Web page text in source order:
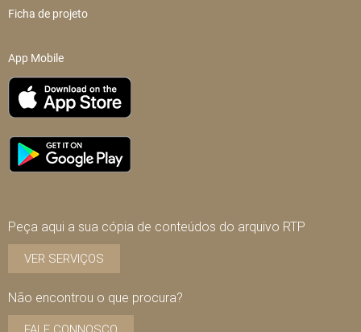
Ficha de projeto
App Mobile
Peça aqui a sua cópia de conteúdos do arquivo RTP
VER SERVIÇOS
Não encontrou o que procura?